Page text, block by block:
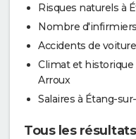
Risques naturels à
Nombre
Accidents de
Climat et
Arroux
Salaires à Étang-
Tous les